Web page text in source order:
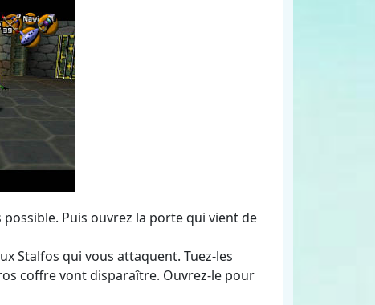
Puis ouvrez la porte qui vient de
Stalfos qui vous attaquent. Tuez-les
coffre vont disparaître. Ouvrez-le pour